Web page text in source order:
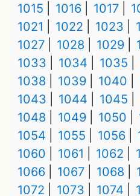
1015
1016 1017
1021
1022 1023
1027
1028 1029
1033
1034 1035
1038
1039 1040
1043
1044 1045
1048
1049 1050
1054
1055 1056
1060
1061 1062
1066
1067 1068
1072
1073 1074